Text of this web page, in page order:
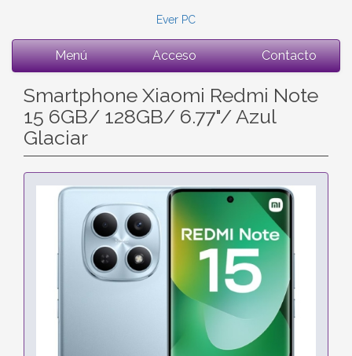
Ever PC
Menú Acceso Contacto
Smartphone Xiaomi Redmi Note
15 6GB/ 128GB/ 6.77"/ Azul
Glaciar